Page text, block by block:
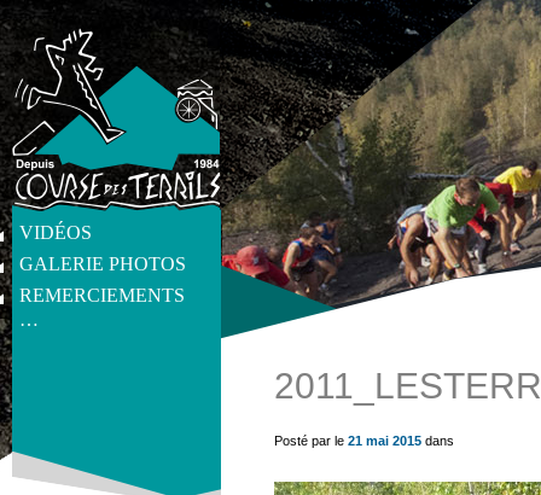
VIDÉOS
GALERIE PHOTOS
REMERCIEMENTS
…
get_post_meta(get_the_ID(), 'thumb', true) ?>
Posté par le 21 mai 2015 dans